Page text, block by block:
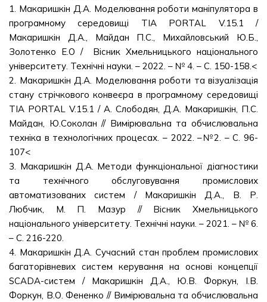
1. Макаришкін Д.А. Моделювання роботи маніпулятора в
програмному середовищі TIA PORTAL V.15.1 /
Макаришкін Д.А., Майдан П.С., Михайловський Ю.Б.,
Золотенко Е.О / Вісник Хмельницького національного
університету. Технічні науки. – 2022. – № 4. – С. 150-158.<
2. Макаришкін Д.А. Моделювання роботи та візуалізація
стану стрічкового конвеєра в програмному середовищі
TIA PORTAL V.15.1 / А. Слободян, Д.А. Макаришкін, П.С.
Майдан, Ю.Соколан // Вимірювальна та обчислювальна
техніка в технологічних процесах. – 2022. –№2. – С. 96-
107<
3. Макаришкін Д.А. Методи функціональної діагностики
та технічного обслуговування промислових
автоматизованих систем / Макаришкін Д.А., В. Р.
Любчик, М. П. Мазур // Вісник Хмельницького
національного університету. Технічні науки. – 2021. – № 6.
– С. 216-220.
4. Макаришкін Д.А. Сучасний стан проблем промислових
багаторівневих систем керування на основі концепції
SCADA-систем / Макаришкін Д.А., Ю.В. Форкун, І.В.
Форкун, В.О. Фененко // Вимірювальна та обчислювальна